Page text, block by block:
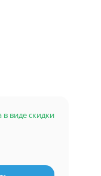
виде скидки